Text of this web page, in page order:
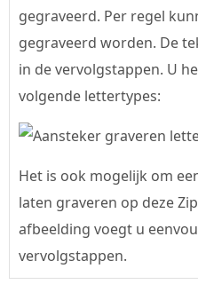
gegraveerd. Per regel
gegraveerd worden. De
in de vervolgstappen. U
volgende lettertypes:
Het is ook mogelijk om
laten graveren op deze
afbeelding voegt u
vervolgstappen.